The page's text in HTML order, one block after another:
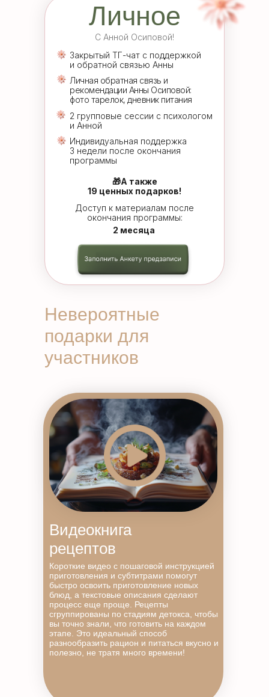
Закрытый ТГ-чат с поддержкой
и обратной связью Анны
🎁А также
19 ценных подарков!
2 месяца
Доступ к материалам после
окончания программы:
С Анной Осиповой!
Личное
Личная обратная связь и
рекомендации Анны Осиповой:
фото тарелок, дневник питания
2 групповые сессии с психологом
и Анной
Индивидуальная поддержка
3 недели после окончания
программы
Короткие видео с пошаговой инструкцией
приготовления и субтитрами помогут
быстро освоить приготовление новых
блюд, а текстовые описания сделают
процесс еще проще. Рецепты
сгруппированы по стадиям детокса, чтобы
вы точно знали, что готовить на каждом
этапе. Это идеальный способ
разнообразить рацион и питаться вкусно и
полезно, не тратя много времени!
Видеокнига
рецептов
Невероятные
подарки для
участников